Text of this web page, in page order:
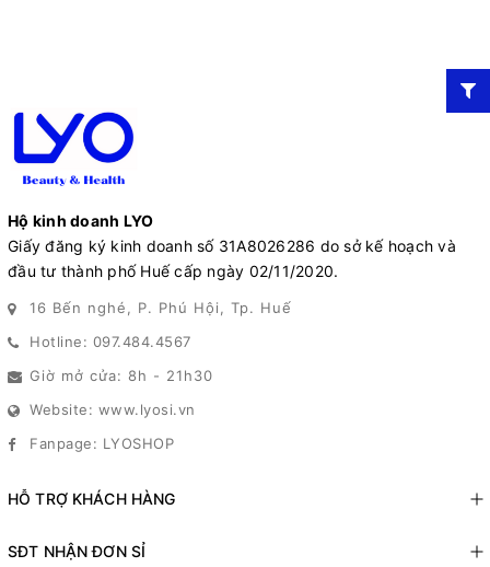
Hộ kinh doanh LYO
Giấy đăng ký kinh doanh số 31A8026286 do sở kế hoạch và
đầu tư thành phố Huế cấp ngày 02/11/2020.
16 Bến nghé, P. Phú Hội, Tp. Huế
Hotline: 097.484.4567
Giờ mở cửa: 8h - 21h30
Website: www.lyosi.vn
Fanpage: LYOSHOP
HỖ TRỢ KHÁCH HÀNG
SĐT NHẬN ĐƠN SỈ